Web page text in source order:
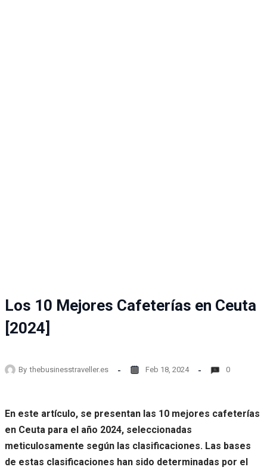
Los 10 Mejores Cafeterías en Ceuta
[2024]
By thebusinesstraveller.es Feb 18, 2024 0
En este artículo, se presentan las 10 mejores cafeterías
en Ceuta para el año 2024, seleccionadas
meticulosamente según las clasificaciones. Las bases
de estas clasificaciones han sido determinadas por el